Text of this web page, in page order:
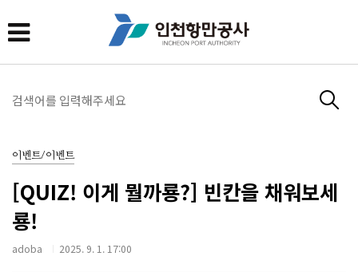
이벤트/이벤트
[QUIZ! 이게 뭘까룡?] 빈칸을 채워보세
룡!
adoba 2025. 9. 1. 17:00